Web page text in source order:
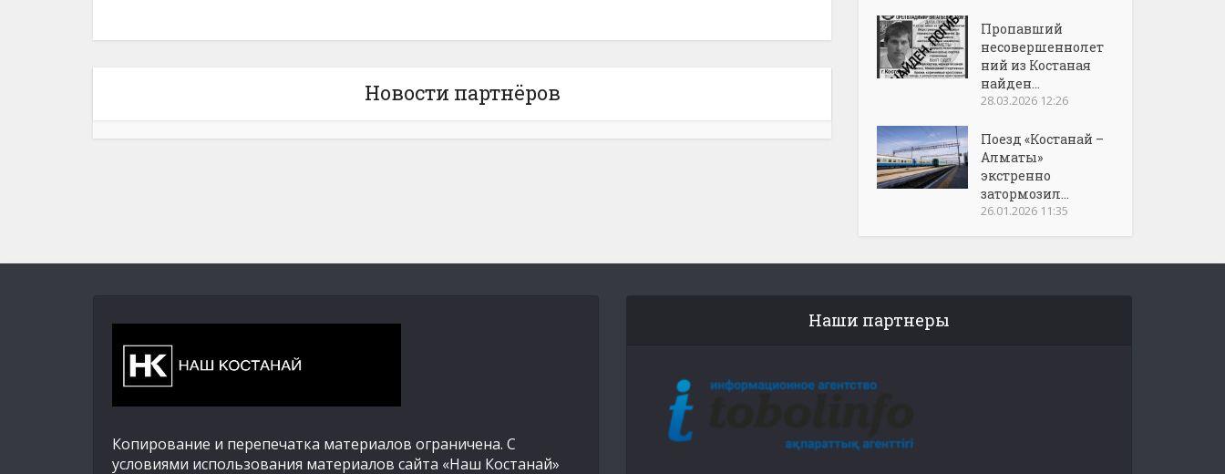
Новости партнёров
Пропавший
несовершеннолет
ний из Костаная
найден...
28.03.2026 12:26
Поезд «Костанай –
Алматы»
экстренно
затормозил...
26.01.2026 11:35
Копирование и перепечатка материалов ограничена. С
условиями использования материалов сайта «Наш Костанай»
Наши партнеры